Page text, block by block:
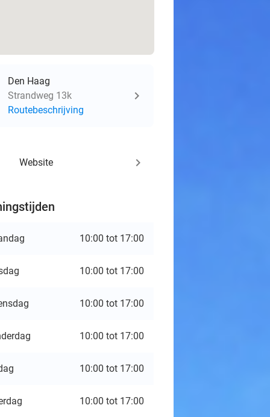
Den Haag
Strandweg 13k
Routebeschrijving
Website keyboard_arrow_right
10:00 tot 17:00
10:00 tot 17:00
10:00 tot 17:00
10:00 tot 17:00
10:00 tot 17:00
10:00 tot 17:00